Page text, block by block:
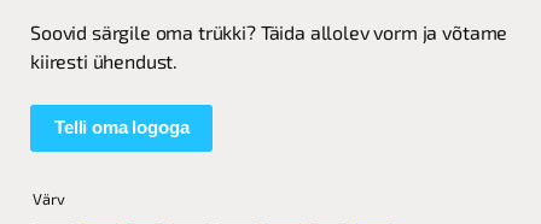
Soovid särgile oma trükki? Täida allolev vorm ja võtame
kiiresti ühendust.
Telli oma logoga
Värv